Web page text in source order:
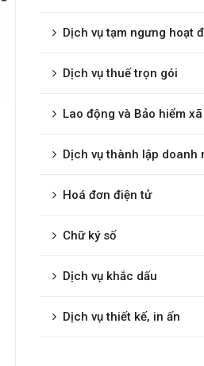
Dịch vụ tạm ngưng hoạt
Dịch vụ thuế trọn gói
Lao động và Bảo hiểm
Dịch vụ thành lập doanh
Hoá đơn điện tử
Chữ ký số
Dịch vụ khắc dấu
Dịch vụ thiết kế, in ấn